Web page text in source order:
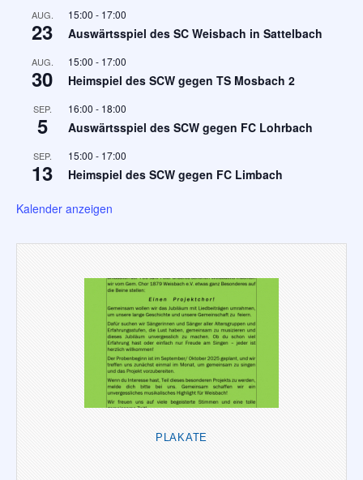
AUG.
23
15:00 - 17:00
Auswärtsspiel des SC Weisbach in Sattelbach
AUG.
30
15:00 - 17:00
Heimspiel des SCW gegen TS Mosbach 2
SEP.
5
16:00 - 18:00
Auswärtsspiel des SCW gegen FC Lohrbach
SEP.
13
15:00 - 17:00
Heimspiel des SCW gegen FC Limbach
Kalender anzeigen
PLAKATE